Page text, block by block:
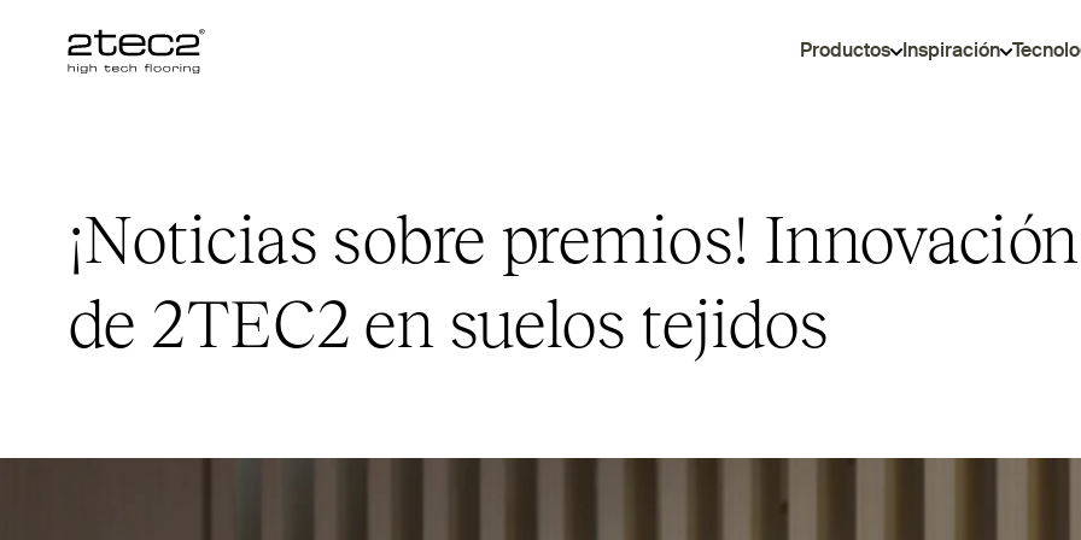
Primary Productos Inspiración
¡Noticias sobre premios!
de 2TEC2 en suelos tejidos